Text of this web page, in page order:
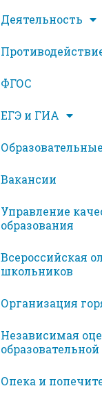
Деятельность
ФГОС
ЕГЭ и ГИА
Вакансии
Управление
образования
Всероссийская
школьников
Организация
Независимая
Опека и